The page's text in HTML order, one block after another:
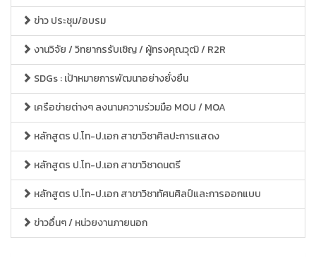
ข่าว ประชุม/อบรม
งานวิจัย / วิทยากรรับเชิญ / ผู้ทรงคุณวุฒิ / R2R
SDGs : เป้าหมายการพัฒนาอย่างยั่งยืน
เครือข่ายต่างๆ ลงนามความร่วมมือ MOU / MOA
หลักสูตร ป.โท-ป.เอก สาขาวิชาศิลปะการแสดง
หลักสูตร ป.โท-ป.เอก สาขาวิชาดนตรี
หลักสูตร ป.โท-ป.เอก สาขาวิชาทัศนศิลป์และการออกแบบ
ข่าวอื่นๆ / หน่วยงานภายนอก